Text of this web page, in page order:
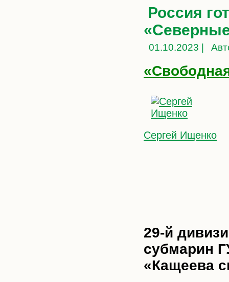
Россия
01.10.2023 |
Сергей Ищенко
29-й
субмарин
«Кащеева